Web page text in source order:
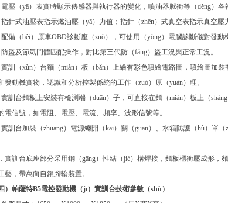
壓（yā）表實時顯示傳感器與執行器的變化，噴油器脈衝等（děng）各
針式油壓表指示燃油壓（yā）力值；指針（zhēn）式真空表指示真空壓
備（bèi）原車OBD診斷座（zuò），可使用（yòng）電腦診斷儀對發動
盜及節氣門體匹配操作，對比第三代防（fáng）盜工況與正常工況。
實訓（xùn）台麵（miàn）板（bǎn）上繪有彩色噴繪電路圖，噴繪圖加
發動機實物，認識和分析控製係統的工作（zuò）原（yuán）理。
實訓台麵板上安裝有檢測端（duān）子，可直接在麵（miàn）板上（
電信號，如電阻、電壓、電流、頻率、波形信號等。
訓台加裝（zhuāng）電源總開（kāi）關（guān）、水箱防護（hù）罩
實訓台底座部分采用鋼（gāng）性結（jié）構焊接，麵板櫃衝壓成形，
藝，帶萬向自鎖腳輪裝置。
四）帕薩特B5電控發動機（jī）實訓台技術參數（shù）